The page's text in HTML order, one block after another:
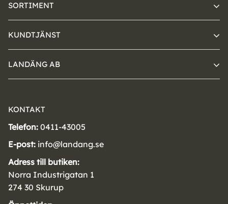
SORTIMENT
KUNDTJÄNST
LANDÄNG AB
KONTAKT
Telefon: 0411-43005
E-post: info@landang.se
Adress till butiken:
Norra Industrigatan 1
274 30 Skurup